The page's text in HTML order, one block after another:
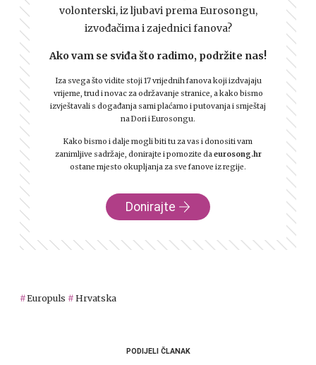
volonterski, iz ljubavi prema Eurosongu,
izvođačima i zajednici fanova?
Ako vam se sviđa što radimo, podržite nas!
Iza svega što vidite stoji 17 vrijednih fanova koji izdvajaju
vrijeme, trud i novac za održavanje stranice, a kako bismo
izvještavali s događanja sami plaćamo i putovanja i smještaj
na Dori i Eurosongu.
Kako bismo i dalje mogli biti tu za vas i donositi vam
zanimljive sadržaje, donirajte i pomozite daeurosong.hr
ostane mjesto okupljanja za sve fanove iz regije.
Donirajte
Europuls Hrvatska
PODIJELI ČLANAK